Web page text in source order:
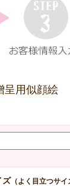
呈用似顔絵
ズ （よく目立つサイ